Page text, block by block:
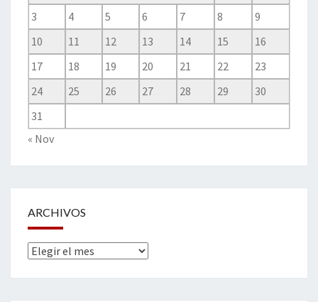
3
4 5 6 7 8
9
10
11 12 13 14 15
16
17
18 19 20 21 22
23
24
25 26 27 28 29
30
31
« Nov
ARCHIVOS
Archivos